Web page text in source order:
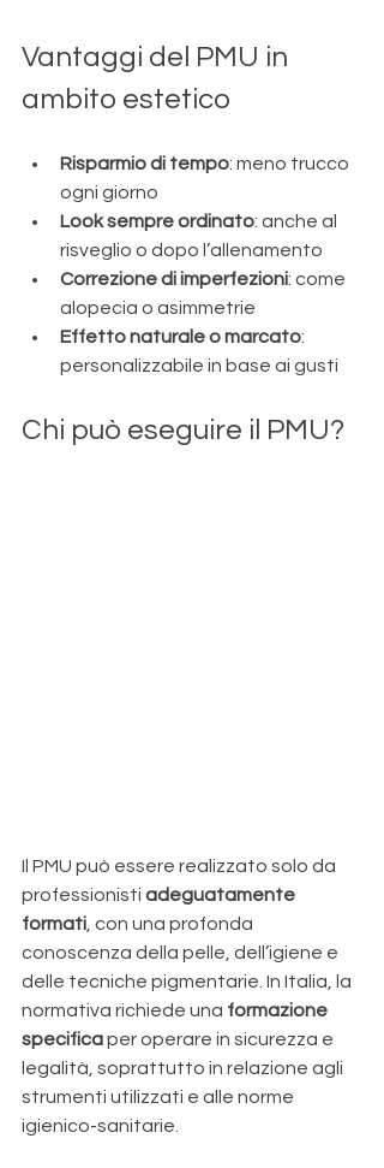
Vantaggi del PMU in
ambito estetico
Risparmio di tempo: meno trucco
ogni giorno
Look sempre ordinato: anche al
risveglio o dopo l’allenamento
Correzione di imperfezioni: come
alopecia o asimmetrie
Effetto naturale o marcato:
personalizzabile in base ai gusti
Chi può eseguire il PMU?
Il PMU può essere realizzato solo da
professionisti adeguatamente
formati, con una profonda
conoscenza della pelle, dell’igiene e
delle tecniche pigmentarie. In Italia, la
normativa richiede una formazione
specifica per operare in sicurezza e
legalità, soprattutto in relazione agli
strumenti utilizzati e alle norme
igienico-sanitarie.